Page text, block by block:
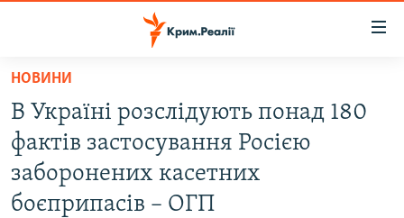
Перейти
основного
матеріалу
Перейти
до
основної
ВОДА.КРИМ
ВІДЕО ТА ФОТО
ПОЛІТИКА
НОВИНИ
В Україні розслідують понад 180
фактів застосування Росією
заборонених касетних
боєприпасів – ОГП